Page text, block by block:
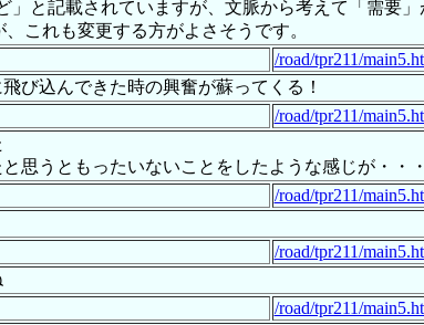
」と記載されていますが、文脈から考えて「需要
これも変更する方がよさそうです。
/road/tpr211/
び込んできた時の興奮が蘇ってくる！
/road/tpr211/
思うともったいないことをしたような感じが・・・
/road/tpr211/
/road/tpr211/
/road/tpr211/